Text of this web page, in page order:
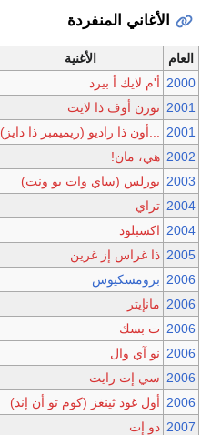
الأغاني المنفردة
العام الأغنية
2000 أ'م لايك أ بيرد
2001 تورن أوف ذا لايت
2001
...أون ذا راديو (ريميمبر ذا دايز)
2002 هي، مان!
2003 بورلس (ساي وات يو ونت)
2004 تراي
2004 اكسبلود
2005 ذا غراس إز غرين
2006 برومسكيوس
2006 مانإيتر
2006 ت بسك
2006 نو آي وال
2006 سي إت رايت
2006 أول غود ثينغز (كوم تو أن إند)
2007 دو إت